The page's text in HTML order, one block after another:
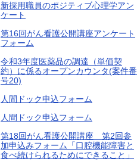
新採用職員のポジティブ心理学アン
ケート
第16回がん看護公開講座アンケート
フォーム
令和3年度医薬品の調達（単価契
約）に係るオープンカウンタ(案件番
号20)
人間ドック申込フォーム
人間ドック申込フォーム
第18回がん看護公開講座 第2回参
加申込みフォーム「口腔機能障害と
食べ続けられるためにできること」